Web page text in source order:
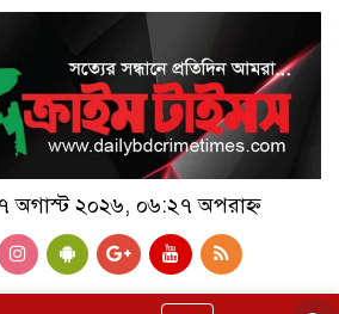
অগাস্ট ২০২৬, ০৬:২৭ অপরাহ্ন